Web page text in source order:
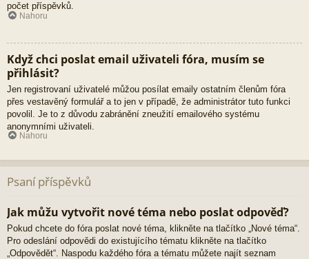
počet příspěvků.
Nahoru
Když chci poslat email uživateli fóra, musím se
přihlásit?
Jen registrovaní uživatelé můžou posílat emaily ostatním členům fóra
přes vestavěný formulář a to jen v případě, že administrátor tuto funkci
povolil. Je to z důvodu zabránění zneužití emailového systému
anonymními uživateli.
Nahoru
Psaní příspěvků
Jak můžu vytvořit nové téma nebo poslat odpověď?
Pokud chcete do fóra poslat nové téma, klikněte na tlačítko „Nové téma“.
Pro odeslání odpovědi do existujícího tématu klikněte na tlačítko
„Odpovědět“. Naspodu každého fóra a tématu můžete najít seznam